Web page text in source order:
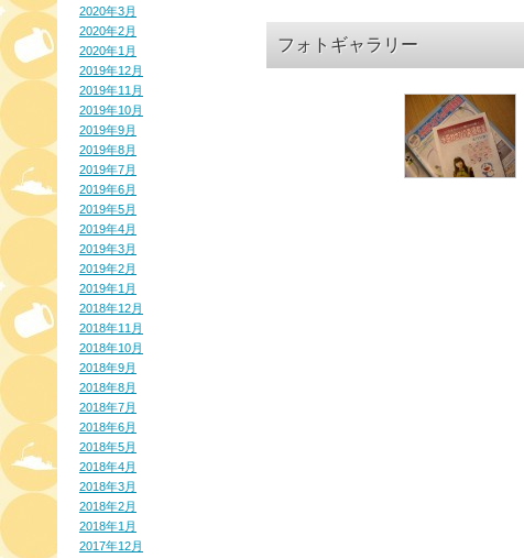
2020年3月
2020年2月
2020年1月
2019年12月
2019年11月
2019年10月
2019年9月
2019年8月
2019年7月
2019年6月
2019年5月
2019年4月
2019年3月
2019年2月
2019年1月
2018年12月
2018年11月
2018年10月
2018年9月
2018年8月
2018年7月
2018年6月
2018年5月
2018年4月
2018年3月
2018年2月
2018年1月
2017年12月
フォトギャラリー